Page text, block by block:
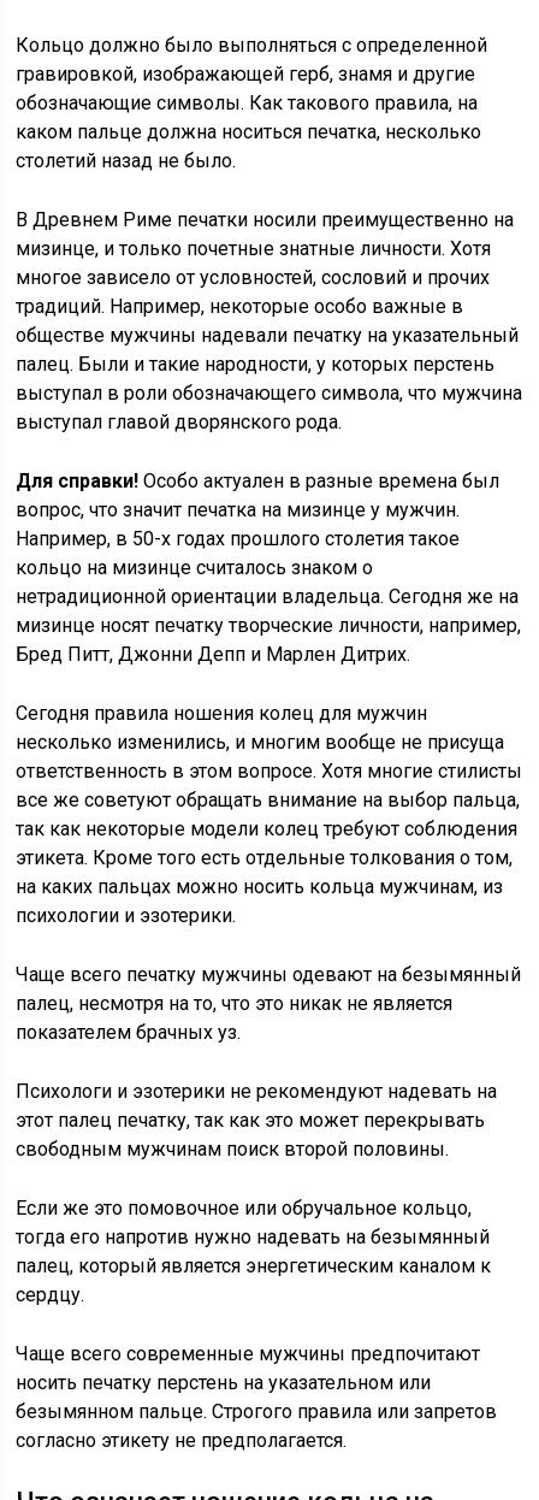
Кольцо должно было выполняться с определенной
гравировкой, изображающей герб, знамя и другие
обозначающие символы. Как такового правила, на
каком пальце должна носиться печатка, несколько
столетий назад не было.
В Древнем Риме печатки носили преимущественно на
мизинце, и только почетные знатные личности. Хотя
многое зависело от условностей, сословий и прочих
традиций. Например, некоторые особо важные в
обществе мужчины надевали печатку на указательный
палец. Были и такие народности, у которых перстень
выступал в роли обозначающего символа, что мужчина
выступал главой дворянского рода.
Для справки! Особо актуален в разные времена был
вопрос, что значит печатка на мизинце у мужчин.
Например, в 50-х годах прошлого столетия такое
кольцо на мизинце считалось знаком о
нетрадиционной ориентации владельца. Сегодня же на
мизинце носят печатку творческие личности, например,
Бред Питт, Джонни Депп и Марлен Дитрих.
Сегодня правила ношения колец для мужчин
несколько изменились, и многим вообще не присуща
ответственность в этом вопросе. Хотя многие стилисты
все же советуют обращать внимание на выбор пальца,
так как некоторые модели колец требуют соблюдения
этикета. Кроме того есть отдельные толкования о том,
на каких пальцах можно носить кольца мужчинам, из
психологии и эзотерики.
Чаще всего печатку мужчины одевают на безымянный
палец, несмотря на то, что это никак не является
показателем брачных уз.
Психологи и эзотерики не рекомендуют надевать на
этот палец печатку, так как это может перекрывать
свободным мужчинам поиск второй половины.
Если же это помовочное или обручальное кольцо,
тогда его напротив нужно надевать на безымянный
палец, который является энергетическим каналом к
сердцу.
Чаще всего современные мужчины предпочитают
носить печатку перстень на указательном или
безымянном пальце. Строгого правила или запретов
согласно этикету не предполагается.